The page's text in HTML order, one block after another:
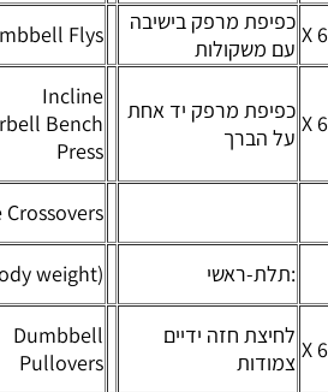
Flat Dumbbell Flys
פרפר
משקולות
Barbell Bench
Press
6 X 6-
לחיצת
חזה
שיפוע
עליון מוט
10-12 כבלים
Dips (Body weight)
מקבילים
משקל גוף
Dumbbell
Pullovers
10-12
פול-אובר
עם
משקולת